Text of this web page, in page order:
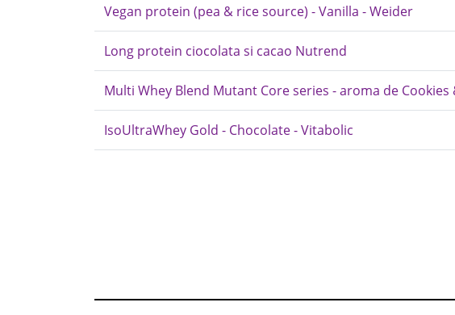
Vegan protein (pea & rice source) - Vanilla - Weider
Long protein ciocolata si cacao Nutrend
Multi Whey Blend Mutant Core series - aroma de Cookies
IsoUltraWhey Gold - Chocolate - Vitabolic